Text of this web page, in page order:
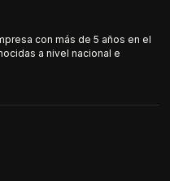
con más de 5 años en el
a nivel nacional e